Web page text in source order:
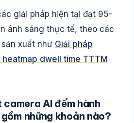
giải pháp hiện tại đạt 95-
ánh sáng thực tế, theo các
xuất như Giải pháp
dwell time TTTM
AI đếm hành
những khoản nào?